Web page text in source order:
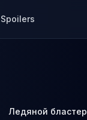
Spoilers
Ледяной бластер